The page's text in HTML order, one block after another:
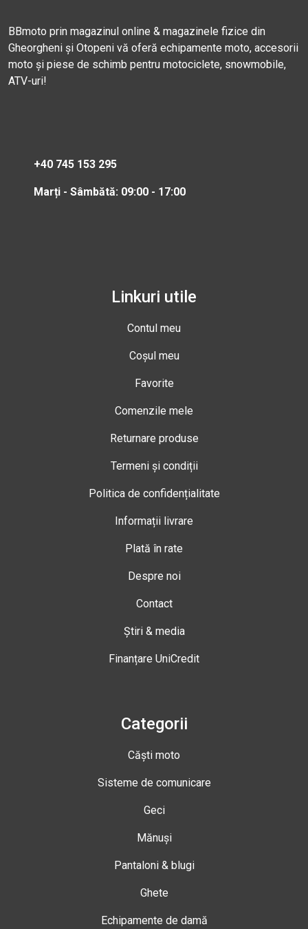
BBmoto prin magazinul online & magazinele fizice din
Gheorgheni și Otopeni vă oferă echipamente moto, accesorii
moto și piese de schimb pentru motociclete, snowmobile,
ATV-uri!
+40 745 153 295
Marți - Sâmbătă: 09:00 - 17:00
Linkuri utile
Contul meu
Coșul meu
Favorite
Comenzile mele
Returnare produse
Termeni și condiții
Politica de confidențialitate
Informații livrare
Plată în rate
Despre noi
Contact
Știri & media
Finanțare UniCredit
Categorii
Căști moto
Sisteme de comunicare
Geci
Mănuși
Pantaloni & blugi
Ghete
Echipamente de damă